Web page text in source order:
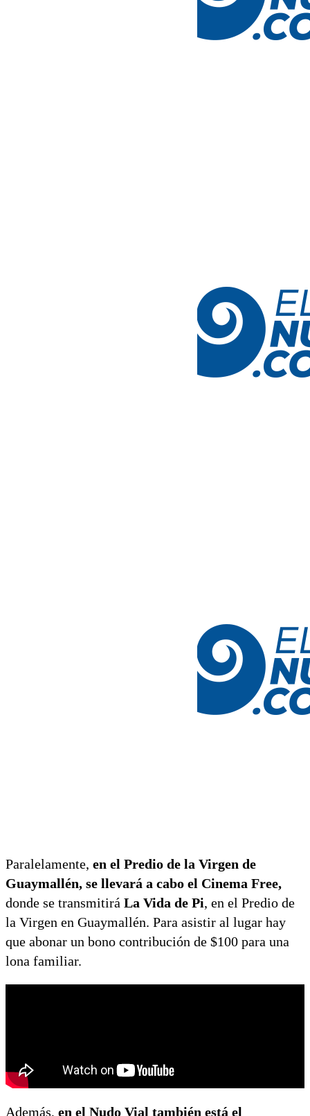
Paralelamente, en el Predio de la Virgen de
Guaymallén, se llevará a cabo el Cinema Free,
donde se transmitirá La Vida de Pi, en el Predio de
la Virgen en Guaymallén. Para asistir al lugar hay
que abonar un bono contribución de $100 para una
lona familiar.
Además, en el Nudo Vial también está el